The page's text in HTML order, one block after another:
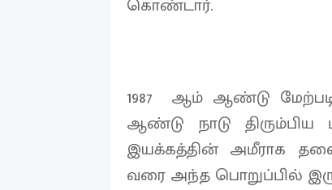
1987 ஆம் ஆண்டு
ஆண்டு நாடு
இயக்கத்தின் அமீராக
வரை அந்த பொறுப்பில்